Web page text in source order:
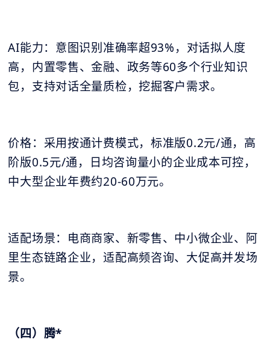
AI能力：意图识别准确率超93%，对话拟人度
高，内置零售、金融、政务等60多个行业知识
包，支持对话全量质检，挖掘客户需求。
价格：采用按通计费模式，标准版0.2元/通，高
阶版0.5元/通，日均咨询量小的企业成本可控，
中大型企业年费约20-60万元。
适配场景：电商商家、新零售、中小微企业、阿
里生态链路企业，适配高频咨询、大促高并发场
景。
（四）腾*